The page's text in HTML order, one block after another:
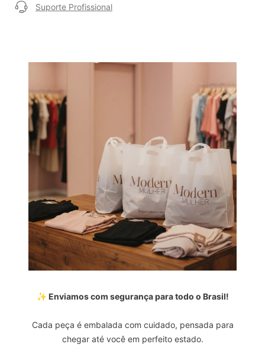
Suporte Profissional
✨ Enviamos com segurança para todo o Brasil!
Cada peça é embalada com cuidado, pensada para
chegar até você em perfeito estado.